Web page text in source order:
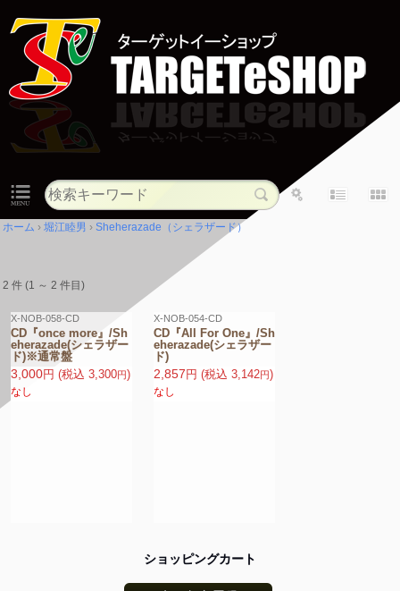
HOME
ホーム 堀江睦男 Sheherazade（シェラザード）
2 件 (1 ～ 2 件目)
X-NOB-058-CD
CD『once more』/Sh
eherazade(シェラザー
ド)※通常盤
3,000円 (税込 3,300円)
なし
X-NOB-054-CD
CD『All For One』/Sh
eherazade(シェラザー
ド)
2,857 円 (税込 3,142円)
なし
ショッピングカート